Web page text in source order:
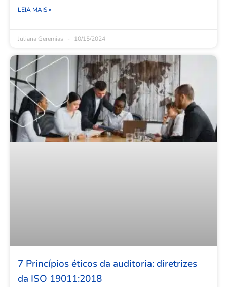
LEIA MAIS »
Juliana Geremias 10/15/2024
7 Princípios éticos da auditoria: diretrizes
da ISO 19011:2018